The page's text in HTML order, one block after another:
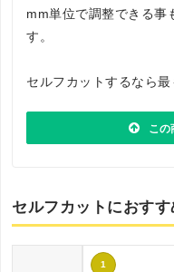
mm単位で調整できる事
す。
セルフカットするなら最
この
セルフカットにおす
1